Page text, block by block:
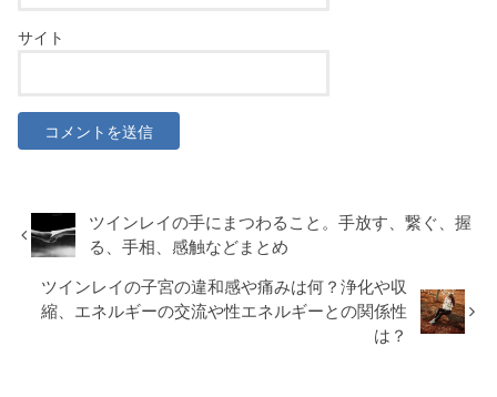
サイト
ツインレイの手にまつわること。手放す、繋ぐ、握
る、手相、感触などまとめ
ツインレイの子宮の違和感や痛みは何？浄化や収
縮、エネルギーの交流や性エネルギーとの関係性
は？